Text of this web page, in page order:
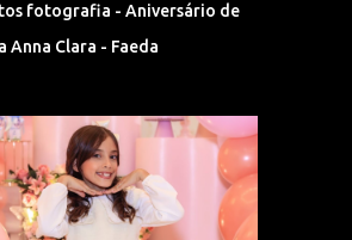
fotografia - Aniversário de
Anna Clara - Faeda